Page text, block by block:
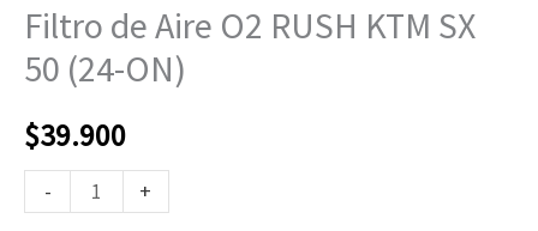
Filtro de Aire O2 RUSH KTM SX
50 (24-ON)
$39.900
- +